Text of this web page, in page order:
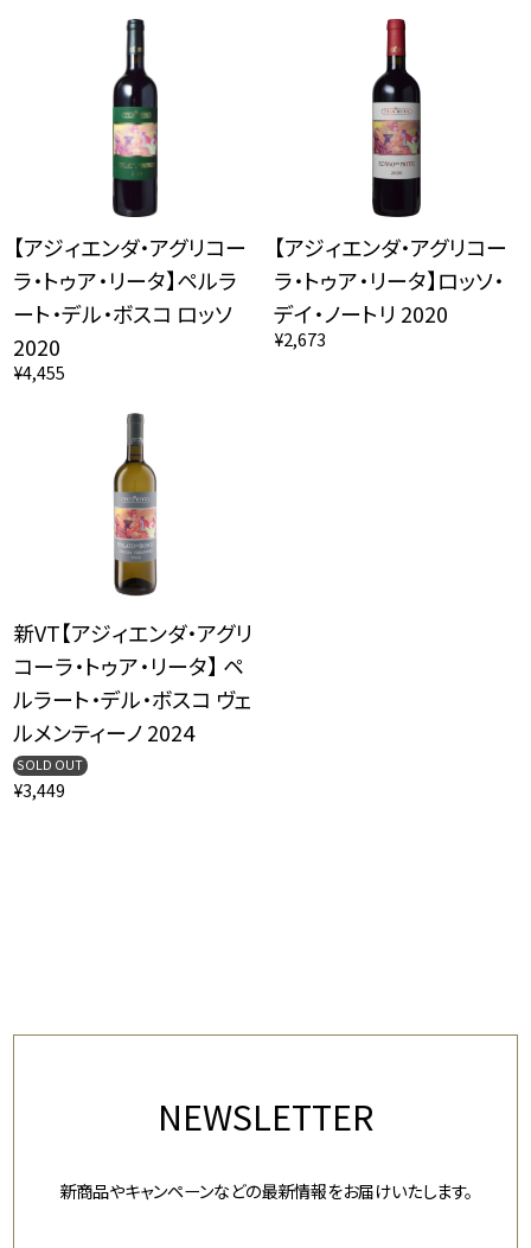
【アジィエンダ・アグリコー
ラ・トゥア・リータ】ペルラ
ート・デル・ボスコ ロッソ
2020
¥4,455
【アジィエンダ・アグリコー
ラ・トゥア・リータ】ロッソ・
デイ・ノートリ 2020
¥2,673
新VT【アジィエンダ・アグリ
コーラ・トゥア・リータ】 ペ
ルラート・デル・ボスコ ヴェ
ルメンティーノ 2024
SOLD OUT
¥3,449
NEWSLETTER
新商品やキャンペーンなどの最新情報をお届けいたします。